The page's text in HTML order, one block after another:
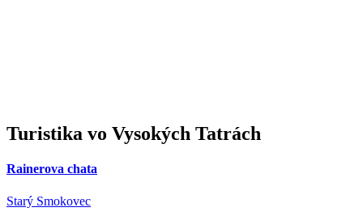
Turistika vo Vysokých Tatrách
Rainerova chata
Starý Smokovec